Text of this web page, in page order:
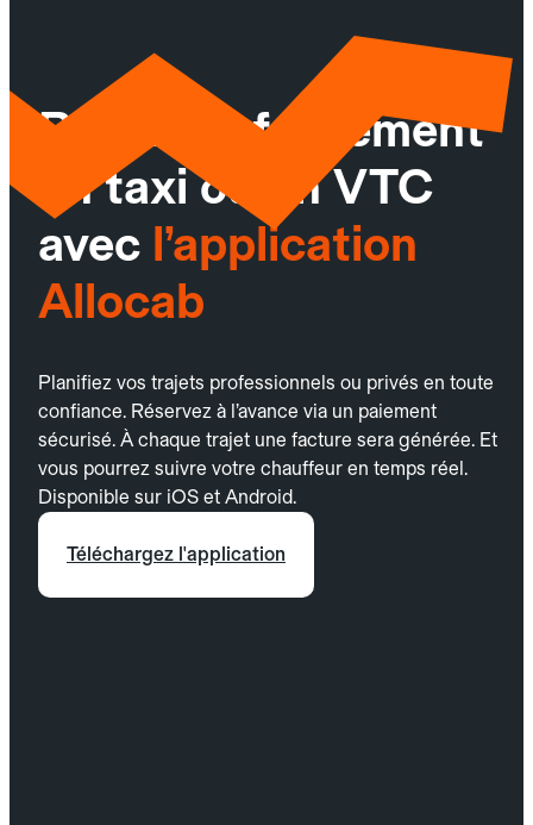
Réservez facilement
un taxi ou un VTC
avec l’application
Allocab
Planifiez vos trajets professionnels ou privés en toute
confiance. Réservez à l’avance via un paiement
sécurisé. À chaque trajet une facture sera générée. Et
vous pourrez suivre votre chauffeur en temps réel.
Disponible sur iOS et Android.
Téléchargez l'application